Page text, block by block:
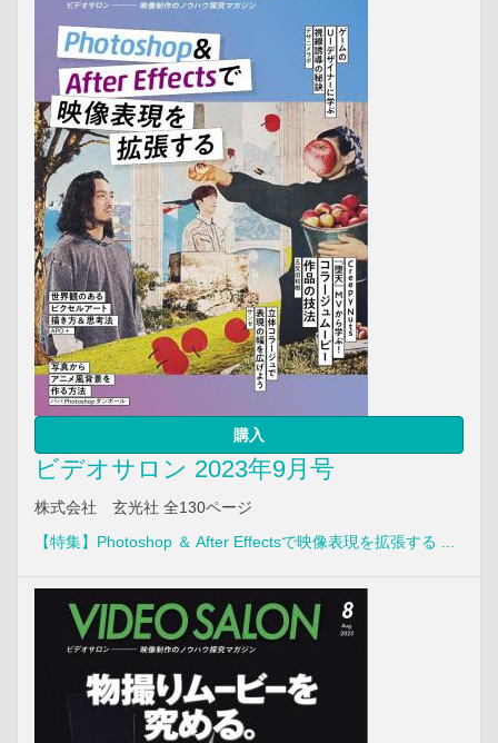
購入
ビデオサロン 2023年9月号
株式会社 玄光社 全130ページ
【特集】Photoshop ＆ After Effectsで映像表現を拡張する ...